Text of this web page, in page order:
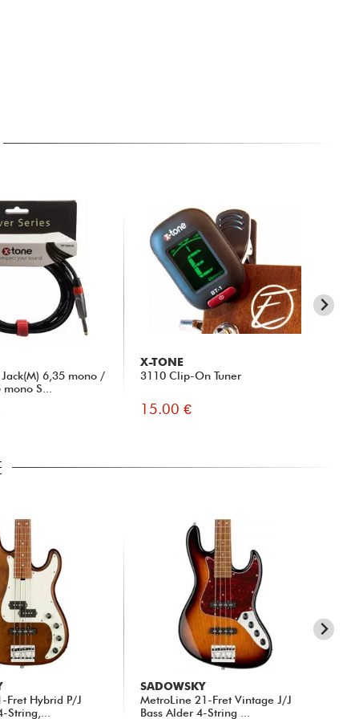
6,35 mono /
mono S...
X-TONE
3110 Clip-On Tuner
15.00 €
Fret Hybrid P/J
String,...
SADOWSKY
MetroLine 21-Fret Vintage J/J
Bass Alder 4-String ...